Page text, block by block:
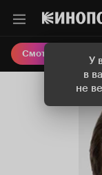
У
в
не
Смотреть кино